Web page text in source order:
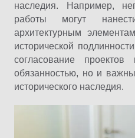
наследия. Например,
работы могут
архитектурным
исторической
согласование
обязанностью, но и
исторического наследия.